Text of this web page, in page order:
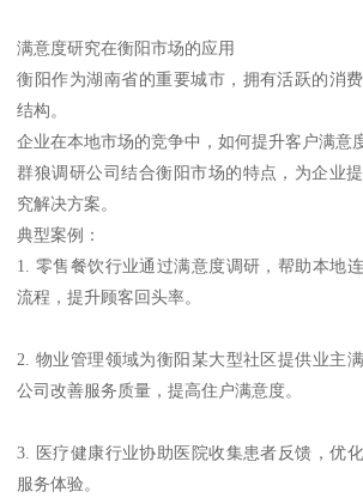
满意度研究在衡阳市场的应用
衡阳作为湖南省的重要城市，拥有活跃的消
结构。
企业在本地市场的竞争中，如何提升客户满意
群狼调研公司结合衡阳市场的特点，为企业
究解决方案。
典型案例：
1. 零售餐饮行业通过满意度调研，帮助本地
流程，提升顾客回头率。
2. 物业管理领域为衡阳某大型社区提供业主
公司改善服务质量，提高住户满意度。
3. 医疗健康行业协助医院收集患者反馈，优
服务体验。